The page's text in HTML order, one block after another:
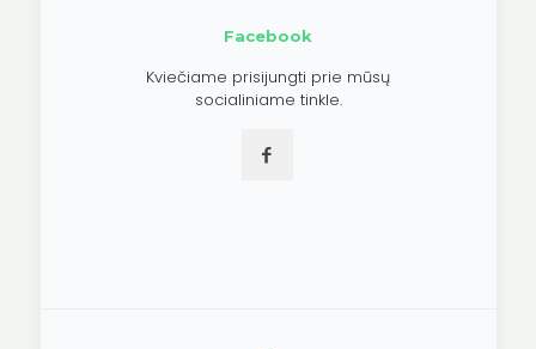
Facebook
Kviečiame prisijungti prie mūsų
socialiniame tinkle.